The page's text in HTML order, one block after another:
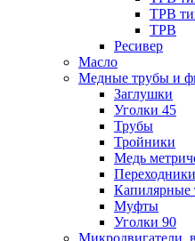
ТРВ
ТРВ
Ресивер
Масло
Медные трубы и
Заглушки
Уголки 45
Трубы
Тройники
Медь
Переходники
Капилярные
Муфты
Уголки 90
Микродвигатели,